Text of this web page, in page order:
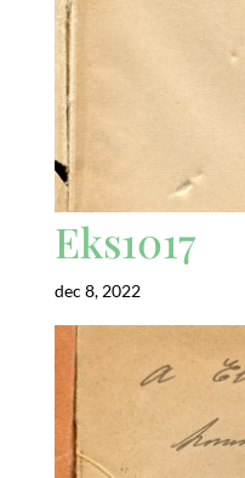
Eks1017
dec 8, 2022